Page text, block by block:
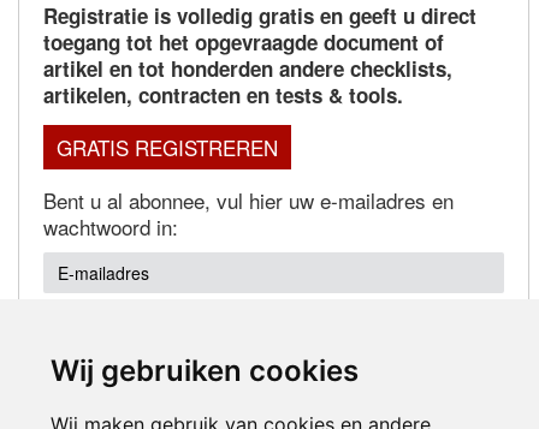
Wij gebruiken cookies
Wij maken gebruik van cookies en andere
Registratie is volledig gratis en geeft u direct
toegang tot het opgevraagde document of
artikel en tot honderden andere checklists,
artikelen, contracten en tests & tools.
GRATIS REGISTREREN
Bent u al abonnee, vul hier uw e-mailadres en
wachtwoord in:
Wachtwoord vergeten?